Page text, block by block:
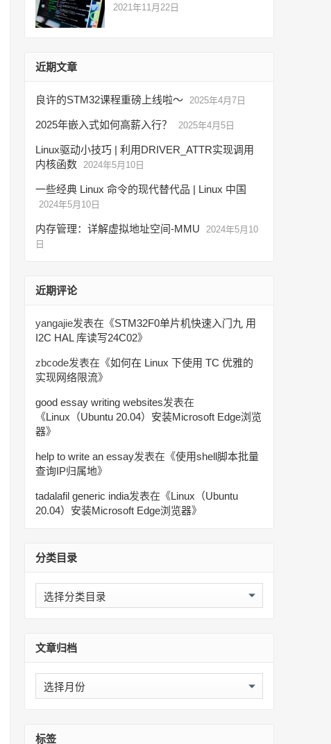
2021年11月22日
近期文章
良许的STM32课程重磅上线啦～ 2025年4月7日
2025年嵌入式如何高薪入行？ 2025年4月5日
Linux驱动小技巧 | 利用DRIVER_ATTR实现调用
内核函数 2024年5月10日
一些经典 Linux 命令的现代替代品 | Linux 中国
2024年5月10日
内存管理：详解虚拟地址空间-MMU
2024年5月10
日
近期评论
yangajie发表在《STM32F0单片机快速入门九 用
I2C HAL 库读写24C02》
zbcode发表在《如何在 Linux 下使用 TC 优雅的
实现网络限流》
good essay writing websites发表在
《Linux（Ubuntu 20.04）安装Microsoft Edge浏览
器》
help to write an essay发表在《使用shell脚本批量
查询IP归属地》
tadalafil generic india发表在《Linux（Ubuntu
20.04）安装Microsoft Edge浏览器》
分类目录
分
类
文章归档
文
章
标签